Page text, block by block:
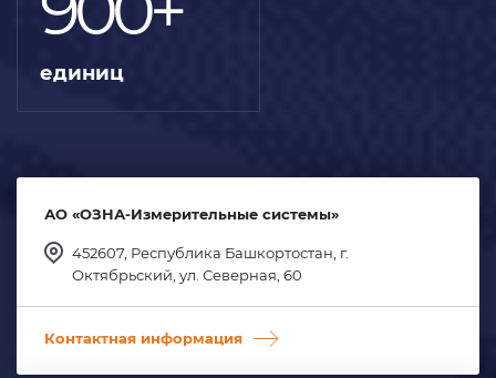
единиц
АО «ОЗНА-Измерительные системы»
452607, Республика Башкортостан, г.
Октябрьский, ул. Северная, 60
Контактная информация